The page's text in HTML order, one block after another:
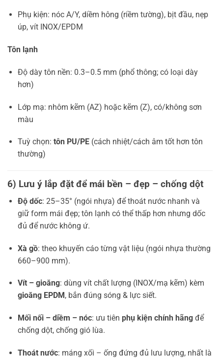
Phụ kiện: nóc A/Y, diềm hông (riềm tường), bịt đầu, nẹp
úp, vít INOX/EPDM
Tôn lạnh
Độ dày tôn nền: 0.3–0.5 mm (phổ thông; có loại dày
hơn)
Lớp mạ: nhôm kẽm (AZ) hoặc kẽm (Z), có/không sơn
màu
Tuỳ chọn: tôn PU/PE(cách nhiệt/cách âm tốt hơn tôn
thường)
6) Lưu ý lắp đặt để mái bền – đẹp – chống dột
Độ dốc: 25–35° (ngói nhựa) để thoát nước nhanh và
giữ form mái đẹp; tôn lạnh có thể thấp hơn nhưng dốc
đủ để nước không ứ.
Xà gồ: theo khuyến cáo từng vật liệu (ngói nhựa thường
660–900 mm).
Vít – gioăng: dùng vít chất lượng (INOX/mạ kẽm) kèm
gioăng EPDM , bắn đúng sóng & lực siết.
Mối nối – diềm – nóc: ưu tiên phụ kiện chính hãngđể
chống dột, chống gió lùa.
Thoát nước: máng xối – ống đứng đủ lưu lượng, nhất là